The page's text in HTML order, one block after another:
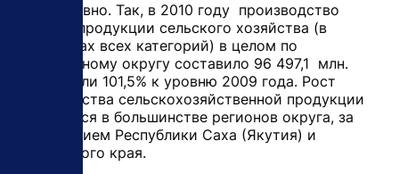
- Безусловно. Так, в 2010 году производство
валовой продукции сельского хозяйства (в
хозяйствах всех категорий) в целом по
федеральному округу составило 96 497,1 млн.
рублей, или 101,5% к уровню 2009 года. Рост
производства сельскохозяйственной продукции
отмечается в большинстве регионов округа, за
исключением Республики Саха (Якутия) и
Камчатского края.